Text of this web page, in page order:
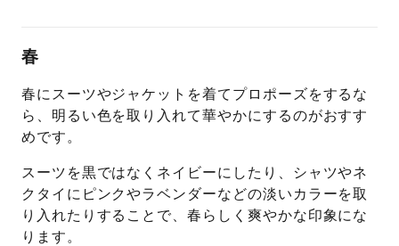
春
春にスーツやジャケットを着てプロポーズをするな
ら、明るい色を取り入れて華やかにするのがおすす
めです。
スーツを黒ではなくネイビーにしたり、シャツやネ
クタイにピンクやラベンダーなどの淡いカラーを取
り入れたりすることで、春らしく爽やかな印象にな
ります。